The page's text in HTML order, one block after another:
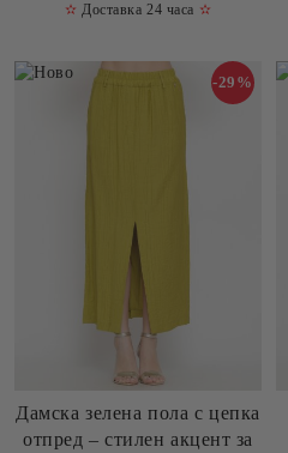
✫ Доставка 24 часа ✫
Дамска зелена пола с цепка
отпред – стилен акцент за
-29%